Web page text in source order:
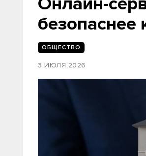
безопаснее
ОБЩЕСТВО
3 ИЮЛЯ 2026